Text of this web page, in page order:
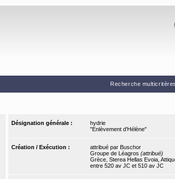
Recherche multicritères
Désignation générale :
hydrie
"Enlèvement d'Hélène"
Création / Exécution :
attribué par Buschor
Groupe de Léagros (attribué)
Grèce, Sterea Hellas Evoia,
entre 520 av JC et 510 av JC